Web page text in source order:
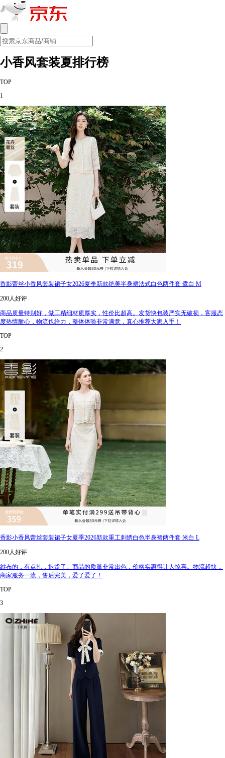
小香风套装夏排行榜
TOP
1
香影蕾丝小香风套装裙子女2026夏季新款绝美半身裙法式白色两件套 鹭白 M
200人好评
商品质量特别好，做工精细材质厚实，性价比超高。发货快包装严实无破损，客服态
度热情耐心，物流也给力，整体体验非常满意，真心推荐大家入手！
TOP
2
香影小香风蕾丝套装裙子女夏季2026新款重工刺绣白色半身裙两件套 米白 L
200人好评
纱布的，有点扎，退货了。商品的质量非常出色，价格实惠得让人惊喜。物流超快，
商家服务一流，售后完美，爱了爱了！
TOP
3